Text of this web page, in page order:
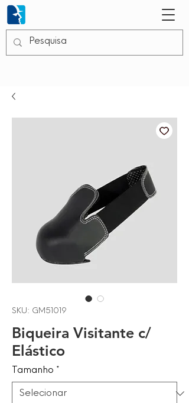
SKU: GM51019
Biqueira Visitante c/
Elástico
Tamanho *